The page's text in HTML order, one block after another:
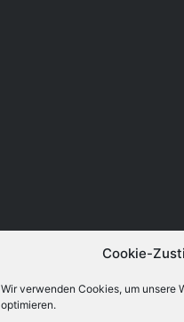
Cookie-
Wir verwenden Cookies, um unsere
optimieren.